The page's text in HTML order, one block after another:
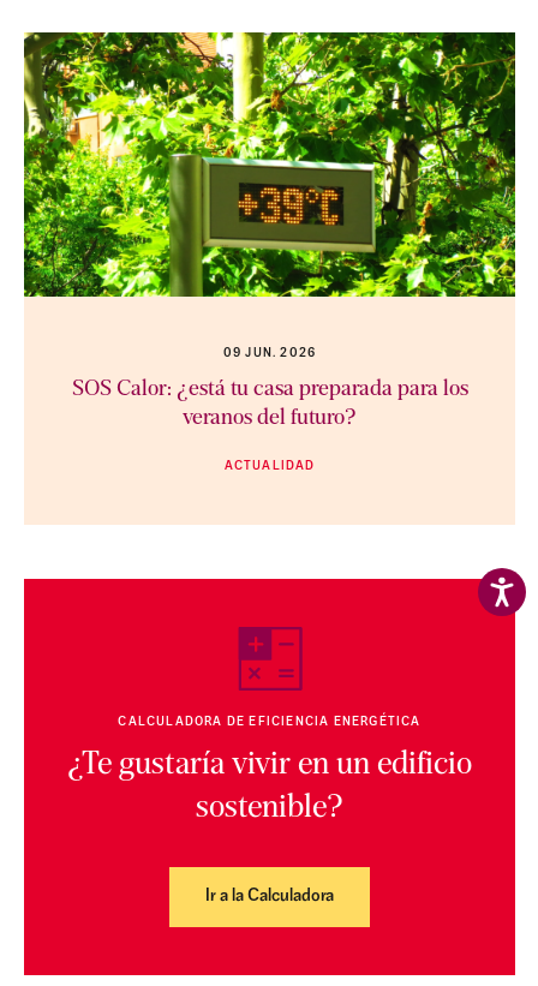
09 JUN. 2026
SOS Calor: ¿está tu casa preparada para los
veranos del futuro?
ACTUALIDAD
CALCULADORA DE EFICIENCIA ENERGÉTICA
¿Te gustaría vivir en un edificio
sostenible?
Ir a la Calculadora